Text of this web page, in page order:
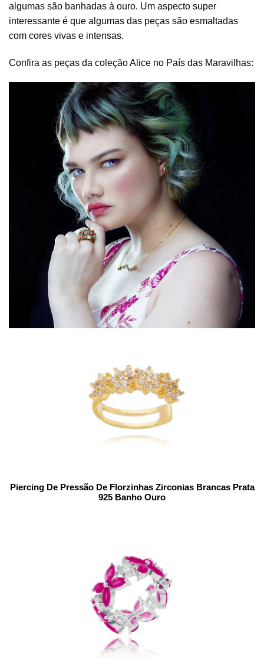
algumas são banhadas à ouro. Um aspecto super
interessante é que algumas das peças são esmaltadas
com cores vivas e intensas.
Confira as peças da coleção Alice no País das Maravilhas:
Piercing De Pressão De Florzinhas Zirconias Brancas Prata
925 Banho Ouro